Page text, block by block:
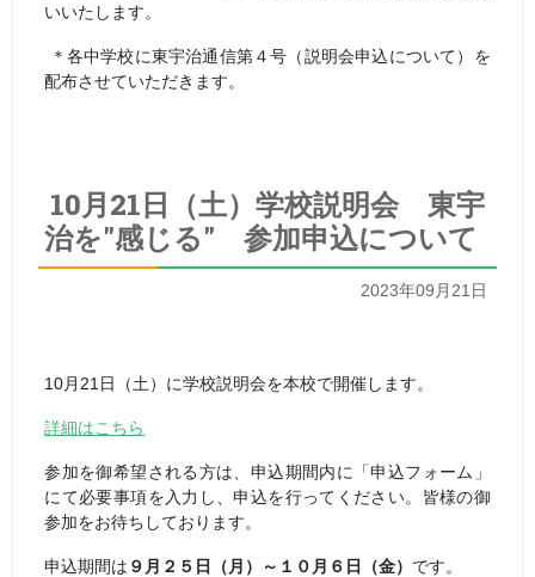
いいたします。
＊各中学校に東宇治通信第４号（説明会申込について）を
配布させていただきます。
10月21日（土）学校説明会 東宇
治を"感じる" 参加申込について
2023年09月21日
10月21日（土）に学校説明会を本校で開催します。
詳細はこちら
参加を御希望される方は、申込期間内に「申込フォーム」
にて必要事項を入力し、申込を行ってください。皆様の御
参加をお待ちしております。
申込期間は ９ 月２５日（月）～１０月６日（金） です。